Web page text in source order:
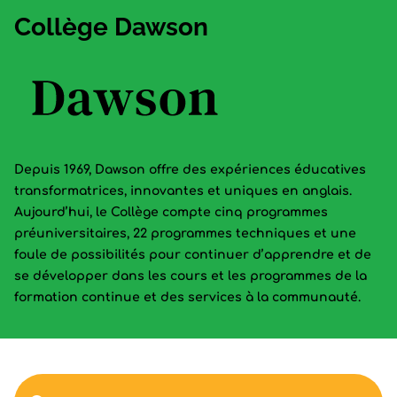
Collège Dawson
Depuis 1969, Dawson offre des expériences éducatives
transformatrices, innovantes et uniques en anglais.
Aujourd’hui, le Collège compte cinq programmes
préuniversitaires, 22 programmes techniques et une
foule de possibilités pour continuer d’apprendre et de
se développer dans les cours et les programmes de la
formation continue et des services à la communauté.